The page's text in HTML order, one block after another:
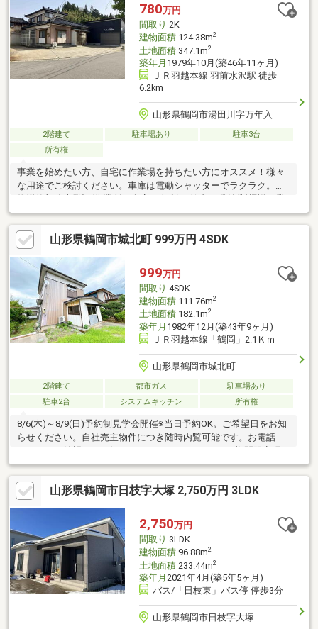
780万円
間取り 2K
建物面積124.38m2
土地面積347.1m2
築年月 1979年10月(築46年11ヶ月)
ＪＲ羽越本線 羽前水沢駅 徒歩
6.2km
山形県鶴岡市湯田川字万年入
2階建て 駐車場あり
駐車3台
所有権
事業を始めたい方、自宅に作業場を持ちたい方にオススメ！様々
な用途でご検討ください。車庫は電動シャッターでラクラク。建
務用シンク・冷蔵庫等)や家財は撤去予定ですが、譲渡の相談可能
(有償)。
山形県鶴岡市城北町 999万円 4SDK
999万円
間取り 4SDK
建物面積111.76m2
土地面積182.1m2
築年月 1982年12月(築43年9ヶ月)
ＪＲ羽越本線「鶴岡」2.1Ｋｍ
山形県鶴岡市城北町
2階建て 都市ガス
駐車場あり
駐車2台
システムキッチン 所有権
8/6(木)～8/9(日)予約制見学会開催※当日予約OK。ご希望日をお知
らせください。自社売主物件につき随時内覧可能です。お電話か
メールでご希望日をお知らせください。8月24日まで期間限定現
況販売。・本物件は条件により住宅ローン減税が適用されま
す。・シロアリ工防除工事、クリーニング、雨漏り点検、設備点
検・お客様に合わせたローンの組み方や金融機関をご提案。住宅
ローンが初めての方でもお気軽にご相談ください。・市立朝暘第
三小学校小学校まで約900ｍ（徒歩約12分）・市立鶴岡第一中学
校まで約2100ｍ（徒歩約27分）・主婦の店鶴岡IZMO新斎店様ま
で約650ｍ（
山形県鶴岡市日枝字大塚 2,750万円 3LDK
2,750万円
間取り 3LDK
建物面積96.88m2
土地面積233.44m2
築年月 2021年4月(築5年5ヶ月)
バス/「日枝東」バス停 停歩3分
山形県鶴岡市日枝字大塚